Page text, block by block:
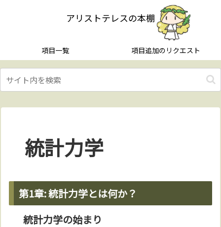
アリストテレスの本棚
項目一覧 項目追加のリクエスト
統計力学
第1章: 統計力学とは何か？
統計力学の始まり